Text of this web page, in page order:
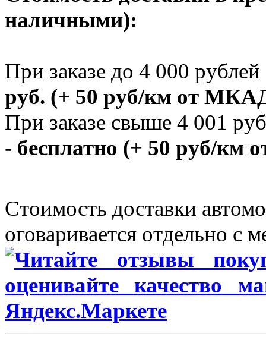
наличными):
При заказе до 4 000
руб. (+ 50 руб/км от
При заказе свыше 4 001
- бесплатно (+ 50 руб/км
Стоимость доставки
оговаривается отдельно с